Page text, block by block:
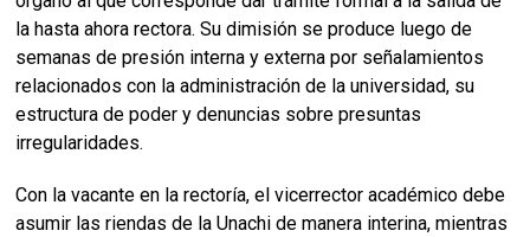
la hasta ahora rectora. Su dimisión se produce luego de
semanas de presión interna y externa por señalamientos
relacionados con la administración de la universidad, su
estructura de poder y denuncias sobre presuntas
irregularidades.
Con la vacante en la rectoría, el vicerrector académico debe
asumir las riendas de la Unachi de manera interina, mientras